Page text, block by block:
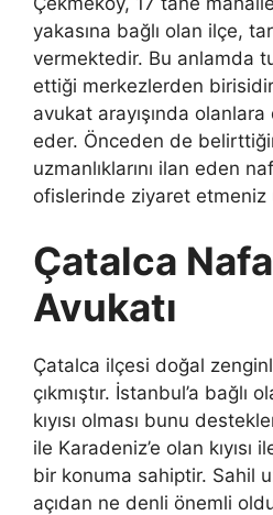
yakasına bağlı olan ilçe,
vermektedir. Bu anlamda
ettiği merkezlerden
avukat arayışında
eder. Önceden de
uzmanlıklarını ilan eden
ofislerinde ziyaret etmeniz
Çatalca
Avukatı
Çatalca ilçesi doğal
çıkmıştır. İstanbul’a bağlı
kıyısı olması bunu
ile Karadeniz’e olan kıyısı
bir konuma sahiptir. Sahil
açıdan ne denli önemli